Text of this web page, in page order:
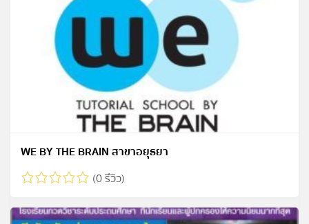
WE BY THE BRAIN สาขาอยุธยา
(0 รีวิว)